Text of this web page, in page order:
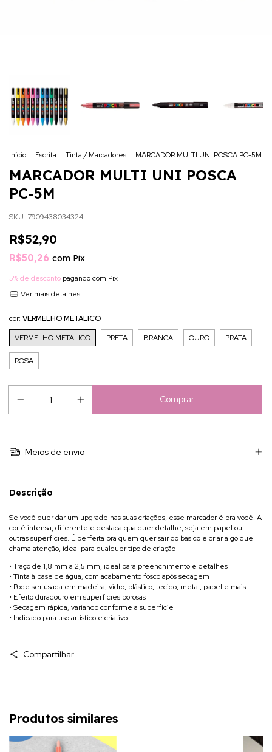
Início . Escrita . Tinta / Marcadores . MARCADOR MULTI UNI POSCA PC-5M
MARCADOR MULTI UNI POSCA
PC-5M
SKU: 7909438034324
R$52,90
R$50,26 com Pix
5% de desconto pagando com Pix
Ver mais detalhes
cor: VERMELHO METALICO
VERMELHO METALICO
PRETA BRANCA OURO PRATA
ROSA
Meios de envio
Descrição
Se você quer dar um upgrade nas suas criações, esse marcador é pra você. A
cor é intensa, diferente e destaca qualquer detalhe, seja em papel ou
outras superfícies. É perfeita pra quem quer sair do básico e criar algo que
chama atenção, ideal para qualquer tipo de criação
• Traço de 1,8 mm a 2,5 mm, ideal para preenchimento e detalhes
• Tinta à base de água, com acabamento fosco após secagem
• Pode ser usada em madeira, vidro, plástico, tecido, metal, papel e mais
• Efeito duradouro em superfícies porosas
• Secagem rápida, variando conforme a superfície
• Indicado para uso artístico e criativo
Compartilhar
Produtos similares